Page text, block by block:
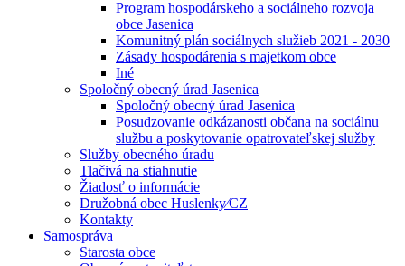
Program hospodárskeho a sociálneho rozvoja
obce Jasenica
Komunitný plán sociálnych služieb 2021 - 2030
Zásady hospodárenia s majetkom obce
Iné
Spoločný obecný úrad Jasenica
Spoločný obecný úrad Jasenica
Posudzovanie odkázanosti občana na sociálnu
službu a poskytovanie opatrovateľskej služby
Služby obecného úradu
Tlačivá na stiahnutie
Žiadosť o informácie
Družobná obec Huslenky⁄CZ
Kontakty
Samospráva
Starosta obce